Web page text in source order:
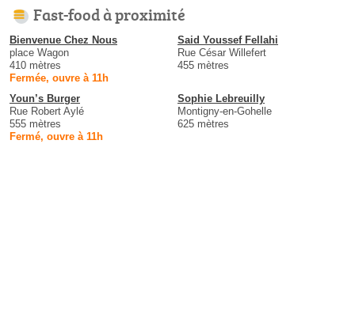
Fast-food à proximité
Bienvenue Chez Nous
place Wagon
410 mètres
Fermée, ouvre à 11h
Said Youssef Fellahi
Rue César Willefert
455 mètres
Youn’s Burger
Rue Robert Aylé
555 mètres
Fermé, ouvre à 11h
Sophie Lebreuilly
Montigny-en-Gohelle
625 mètres